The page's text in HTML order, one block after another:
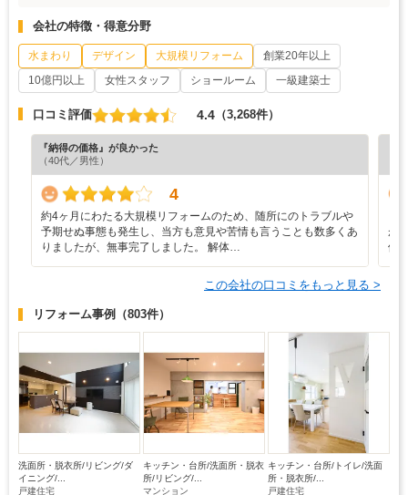
会社の特徴・得意分野
水まわり デザイン 大規模リフォーム
創業20年以上
10億円以上
女性スタッフ ショールーム 一級建築士
口コミ評価 4.4 （3,268件）
『納得の価格』が良かった
（40代／男性）
4
約4ヶ月にわたる大規模リフォームのため、随所にのトラブルや
予期せぬ事態も発生し、当方も意見や苦情も言うことも数多くあ
りましたが、無事完了しました。 解体…
が
価
この会社の口コミをもっと見る >
リフォーム事例 （803件）
洗面所・脱衣所/リビング/ダ
イニング/...
戸建住宅
キッチン・台所/洗面所・脱衣
所/リビング/...
マンション
キッチン・台所/トイレ/洗面
所・脱衣所/...
戸建住宅